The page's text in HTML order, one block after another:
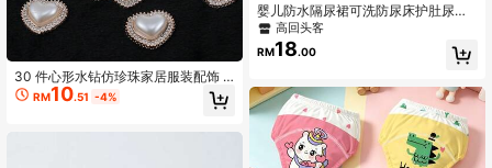
30 件心形水钻仿珍珠家居服装配饰 D
IY 珠宝配饰
RM10.51 -4%
婴儿防水隔尿裙可洗防尿床护肚尿布
裤 高回头客
RM18.00